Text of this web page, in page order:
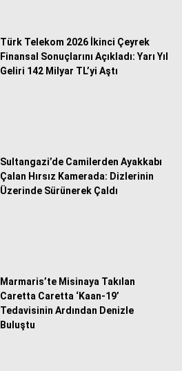
Türk Telekom 2026 İkinci Çeyrek
Finansal Sonuçlarını Açıkladı: Yarı Yıl
Geliri 142 Milyar TL’yi Aştı
Sultangazi’de Camilerden Ayakkabı
Çalan Hırsız Kamerada: Dizlerinin
Üzerinde Sürünerek Çaldı
Marmaris’te Misinaya Takılan
Caretta Caretta ‘Kaan-19’
Tedavisinin Ardından Denizle
Buluştu